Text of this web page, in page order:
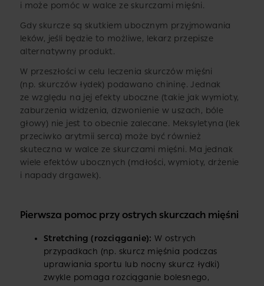
i może pomóc w walce ze skurczami mięśni.
Gdy skurcze są skutkiem ubocznym przyjmowania
leków, jeśli będzie to możliwe, lekarz przepisze
alternatywny produkt.
W przeszłości w celu leczenia skurczów mięśni
(np. skurczów łydek) podawano chininę. Jednak
ze względu na jej efekty uboczne (takie jak wymioty,
zaburzenia widzenia, dzwonienie w uszach, bóle
głowy) nie jest to obecnie zalecane. Meksyletyna (lek
przeciwko arytmii serca) może być również
skuteczna w walce ze skurczami mięśni. Ma jednak
wiele efektów ubocznych (mdłości, wymioty, drżenie
i napady drgawek).
Pierwsza pomoc przy ostrych skurczach mięśni
Stretching (rozciąganie): W ostrych
przypadkach (np. skurcz mięśnia podczas
uprawiania sportu lub nocny skurcz łydki)
zwykle pomaga rozciąganie bolesnego,